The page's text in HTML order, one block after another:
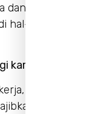
studi. Di
hal-hal
karyawan
satu
adalah